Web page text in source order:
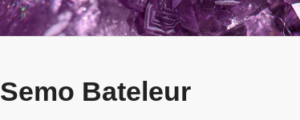
Semo Bateleur